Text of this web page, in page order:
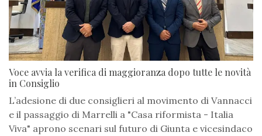
Voce avvia la verifica di maggioranza dopo tutte le novità
in Consiglio
L’adesione di due consiglieri al movimento di Vannacci
e il passaggio di Marrelli a "Casa riformista - Italia
Viva" aprono scenari sul futuro di Giunta e vicesindaco